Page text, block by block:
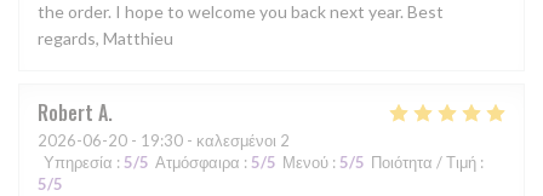
the order. I hope to welcome you back next year. Best
regards, Matthieu
Robert A
2026-06-20 - 19:30 - καλεσμένοι 2
Υπηρεσία : 5/5 Ατμόσφαιρα : 5/5 Μενού : 5/5 Ποιότητα / Τιμή :
5/5